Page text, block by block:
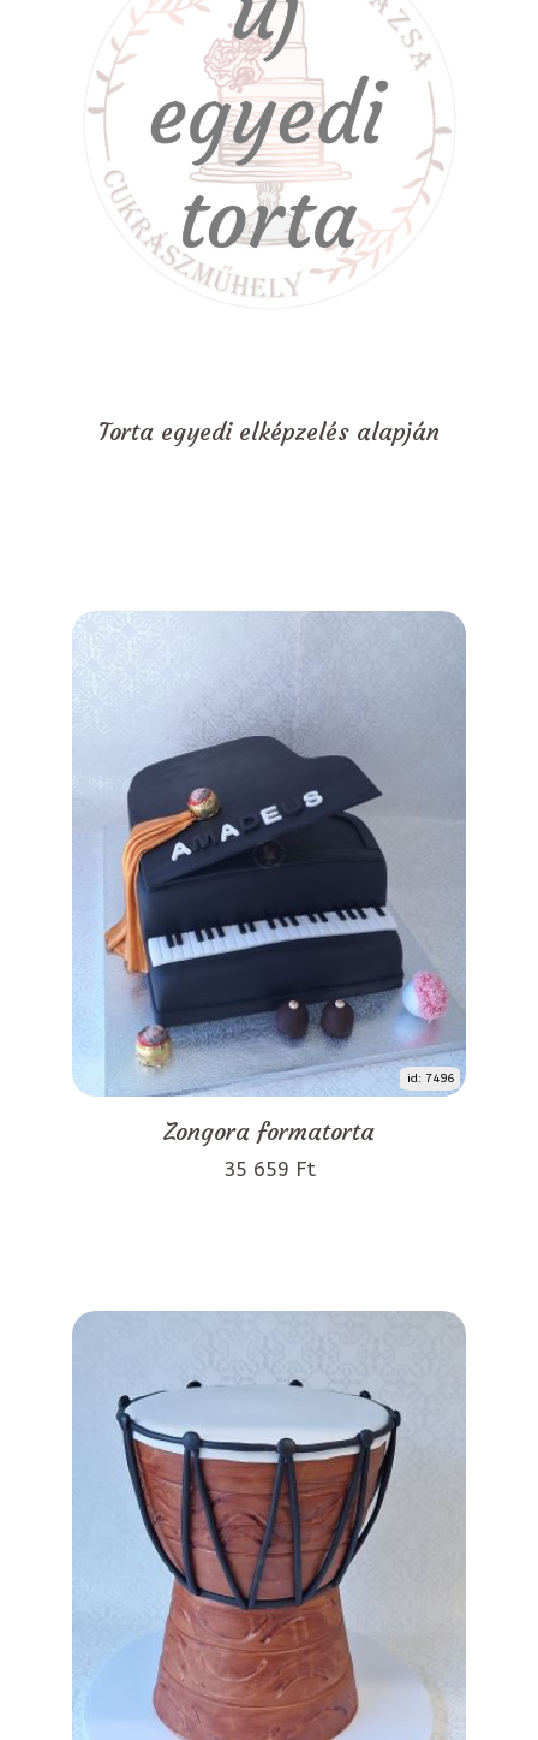
Torta egyedi elképzelés alapján
id: 7496
Zongora formatorta
35 659 Ft